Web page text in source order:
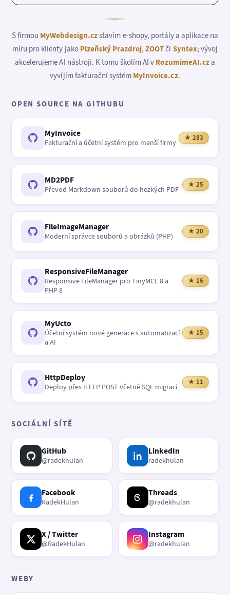
S firmou MyWebdesign.czstavím e-shopy, portály a aplikace na
míru pro klienty jako Plzeňský Prazdroj,ZOOTči Syntex; vývoj
akcelerujeme AI nástroji. K tomu školím AI v RozumimeAI.cza
vyvíjím fakturační systém MyInvoice.cz.
OPEN SOURCE NA GITHUBU
MyInvoice
Fakturační a účetní systém pro menší firmy
★ 283
MD2PDF
Převod Markdown souborů do hezkých PDF
★ 25
FileImageManager
Moderní správce souborů a obrázků (PHP)
★ 20
ResponsiveFileManager
Responsive FileManager pro TinyMCE 8 a
PHP 8
★ 16
MyUcto
Účetní systém nové generace s automatizací
a AI
★ 15
HttpDeploy
Deploy přes HTTP POST včetně SQL migrací
★ 11
SOCIÁLNÍ SÍTĚ
GitHub
@radekhulan
LinkedIn
radekhulan
Facebook
RadekHulan
Threads
@radekhulan
X / Twitter
@RadekHulan
Instagram
@radekhulan
WEBY